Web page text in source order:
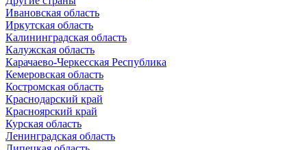
Ивановская область
Иркутская область
Калининградская область
Калужская область
Карачаево-Черкесская Республика
Кемеровская область
Костромская область
Краснодарский край
Красноярский край
Курская область
Ленинградская область